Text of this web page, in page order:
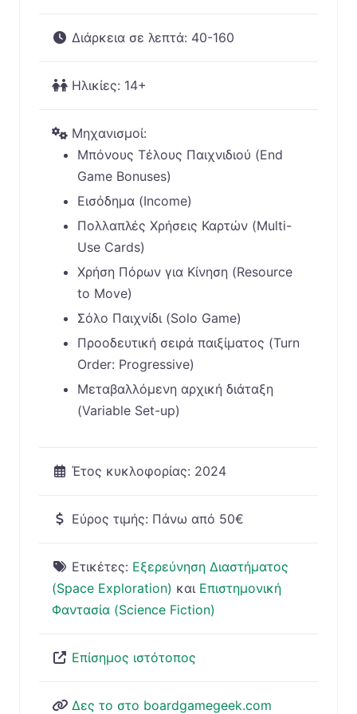
Διάρκεια σε λεπτά: 40-160
Ηλικίες: 14+
Μηχανισμοί:
Μπόνους Τέλους Παιχνιδιού (End
Game Bonuses)
Εισόδημα (Income)
Πολλαπλές Χρήσεις Καρτών (Multi-
Use Cards)
Χρήση Πόρων για Κίνηση (Resource
to Move)
Σόλο Παιχνίδι (Solo Game)
Προοδευτική σειρά παιξίματος (Turn
Order: Progressive)
Μεταβαλλόμενη αρχική διάταξη
(Variable Set-up)
Έτος κυκλοφορίας: 2024
Εύρος τιμής: Πάνω από 50€
Ετικέτες: Εξερεύνηση Διαστήματος
(Space Exploration) και Επιστημονική
Φαντασία (Science Fiction)
Επίσημος ιστότοπος
Δες το στο boardgamegeek.com